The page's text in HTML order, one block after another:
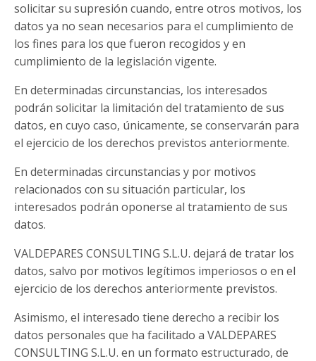
solicitar su supresión cuando, entre otros motivos, los
datos ya no sean necesarios para el cumplimiento de
los fines para los que fueron recogidos y en
cumplimiento de la legislación vigente.
En determinadas circunstancias, los interesados
podrán solicitar la limitación del tratamiento de sus
datos, en cuyo caso, únicamente, se conservarán para
el ejercicio de los derechos previstos anteriormente.
En determinadas circunstancias y por motivos
relacionados con su situación particular, los
interesados podrán oponerse al tratamiento de sus
datos.
VALDEPARES CONSULTING S.L.U. dejará de tratar los
datos, salvo por motivos legítimos imperiosos o en el
ejercicio de los derechos anteriormente previstos.
Asimismo, el interesado tiene derecho a recibir los
datos personales que ha facilitado a VALDEPARES
CONSULTING S.L.U. en un formato estructurado, de